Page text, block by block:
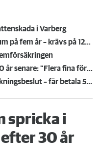
i Varberg
Anmälde inte vattenskadat badrum på fem år – krävs på 125 000 kronor
Kompisdealen blev verklighet – 40 år senare: "Flera fina fördelar med att dela bostad"
Kvinna kapade lägenhet efter vräkningsbeslut – får betala 50 000
spricka i
30 år